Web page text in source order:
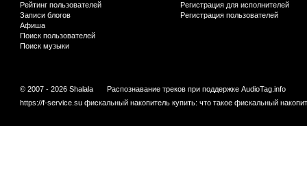
Рейтинг пользователей
Записи блогов
Афиша
Поиск пользователей
Поиск музыки
Регистрация для исполнителей
Регистрация пользователей
© 2007 - 2026 Shalala Распознавание треков при поддержке AudioTag.info
https://f-service.su фискальный накопитель купить: что такое фискальный